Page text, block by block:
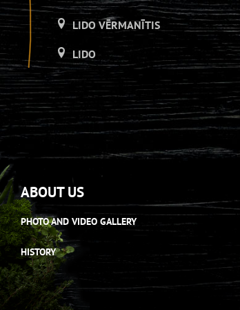
LIDO VĒRMANĪTIS
LIDO
LIDO ATPŪTAS CENTRS
LIDO DZIRNAVAS
LIDO DZIRNAVAS
LIDO
LIDO ATPŪTAS CENTRS
LIDO DZIRNAVAS
ABOUT US
PHOTO AND VIDEO GALLERY
HISTORY